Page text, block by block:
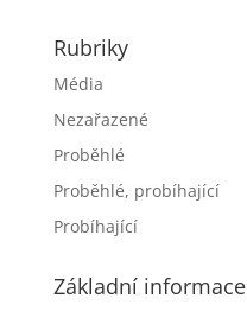
Rubriky
Média
Nezařazené
Proběhlé
Proběhlé, probíhající
Probíhající
Základní informace